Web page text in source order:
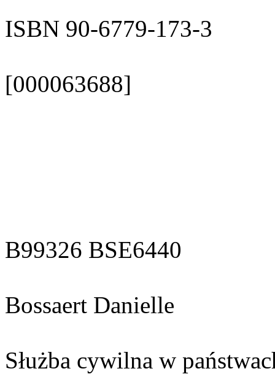
ISBN 90-6779-173-3
[000063688]
B99326 BSE6440
Bossaert Danielle
Służba cywilna w